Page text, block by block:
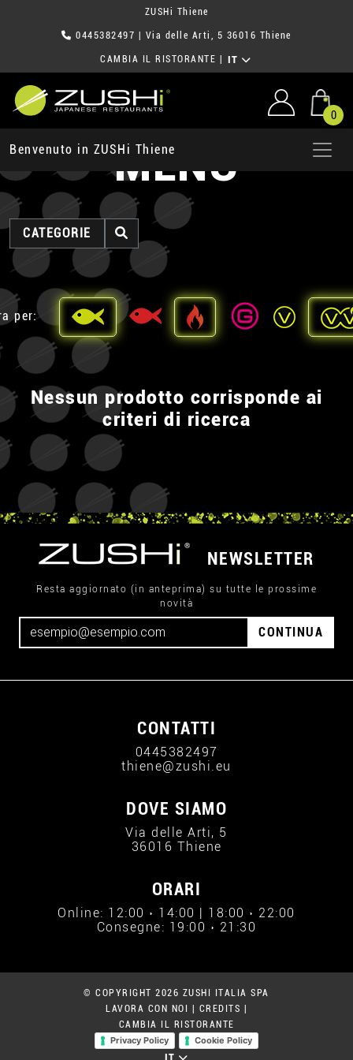
ZUSHi Thiene
0445382497 | Via delle Arti, 5 36016 Thiene
CAMBIA IL RISTORANTE IT
0
Benvenuto in ZUSHi ThieneMENU
CATEGORIE
per:
Nessun prodotto corrisponde ai
criteri di ricerca
NEWSLETTER
Resta aggiornato (in anteprima) su tutte le prossime
novità
CONTINUA
CONTATTI
0445382497
thiene@zushi.eu
DOVE SIAMO
Via delle Arti, 5
36016 Thiene
ORARI
Online: 12:00 › 14:00 | 18:00 › 22:00
Consegne: 19:00 › 21:30
© COPYRIGHT 2026 ZUSHI ITALIA SPA
LAVORA CON NOI
CREDITS
CAMBIA IL RISTORANTE
Privacy Policy
Cookie Policy